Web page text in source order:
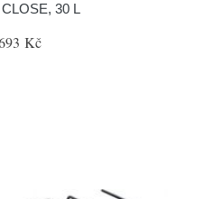
30 L
Kč